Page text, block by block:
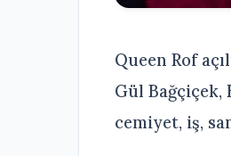
Queen Rof
Gül Bağçiçek,
cemiyet, iş,